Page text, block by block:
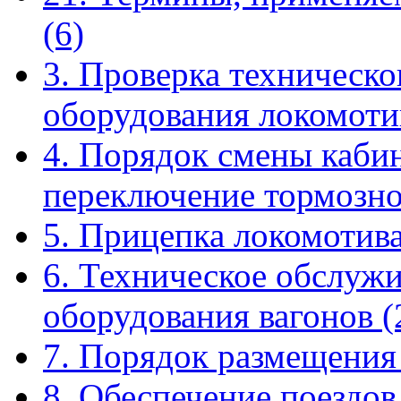
(6)
3. Проверка
оборудования
4. Порядок смены
переключение
5. Прицепка
6. Техническое
оборудования вагонов
7. Порядок